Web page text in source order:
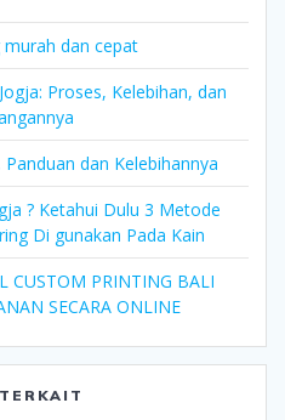
dan cepat
Proses, Kelebihan, dan
dan Kelebihannya
? Ketahui Dulu 3 Metode
Di gunakan Pada Kain
CUSTOM PRINTING BALI
SECARA ONLINE